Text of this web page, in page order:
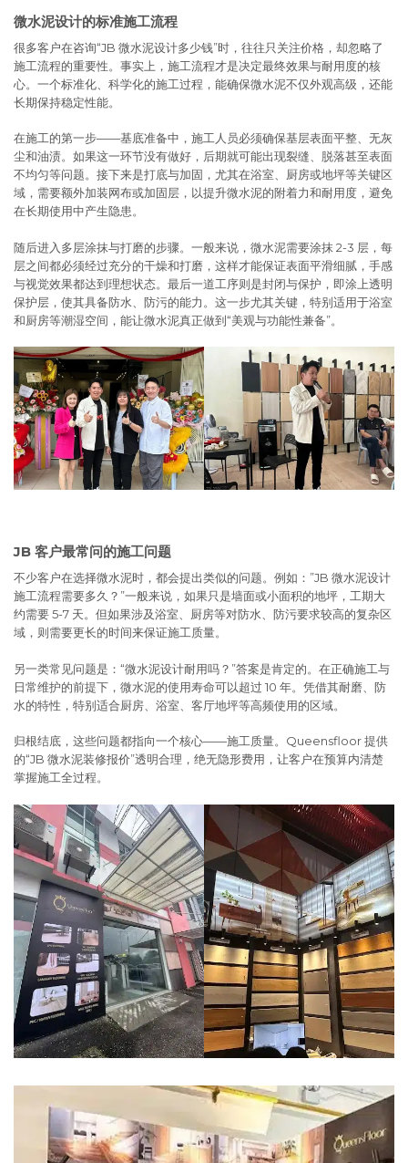
微水泥设计的标准施工流程
很多客户在咨询“JB 微水泥设计多少钱”时，往往只关注价格，却忽略了
施工流程的重要性。事实上，施工流程才是决定最终效果与耐用度的核
心。一个标准化、科学化的施工过程，能确保微水泥不仅外观高级，还能
长期保持稳定性能。
在施工的第一步——基底准备中，施工人员必须确保基层表面平整、无灰
尘和油渍。如果这一环节没有做好，后期就可能出现裂缝、脱落甚至表面
不均匀等问题。接下来是打底与加固，尤其在浴室、厨房或地坪等关键区
域，需要额外加装网布或加固层，以提升微水泥的附着力和耐用度，避免
在长期使用中产生隐患。
随后进入多层涂抹与打磨的步骤。一般来说，微水泥需要涂抹 2-3 层，每
层之间都必须经过充分的干燥和打磨，这样才能保证表面平滑细腻，手感
与视觉效果都达到理想状态。最后一道工序则是封闭与保护，即涂上透明
保护层，使其具备防水、防污的能力。这一步尤其关键，特别适用于浴室
和厨房等潮湿空间，能让微水泥真正做到“美观与功能性兼备”。
JB 客户最常问的施工问题
不少客户在选择微水泥时，都会提出类似的问题。例如：”JB 微水泥设计
施工流程需要多久？”一般来说，如果只是墙面或小面积的地坪，工期大
约需要 5-7 天。但如果涉及浴室、厨房等对防水、防污要求较高的复杂区
域，则需要更长的时间来保证施工质量。
另一类常见问题是：“微水泥设计耐用吗？”答案是肯定的。在正确施工与
日常维护的前提下，微水泥的使用寿命可以超过 10 年。凭借其耐磨、防
水的特性，特别适合厨房、浴室、客厅地坪等高频使用的区域。
归根结底，这些问题都指向一个核心——施工质量。Queensfloor 提供
的“JB 微水泥装修报价”透明合理，绝无隐形费用，让客户在预算内清楚
掌握施工全过程。